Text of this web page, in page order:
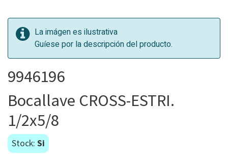
La imágen es ilustrativa
Guíese por la descripción del producto.
9946196
Bocallave CROSS-ESTRI.
1/2x5/8
Stock: Si